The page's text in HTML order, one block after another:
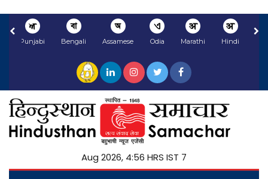
अ
Hindi
अ
Marathi
ଏ
Odia
অ
Assamese
বা
Bengali
ਅ
Punjabi
7 Aug 2026, 4:56 HRS IST